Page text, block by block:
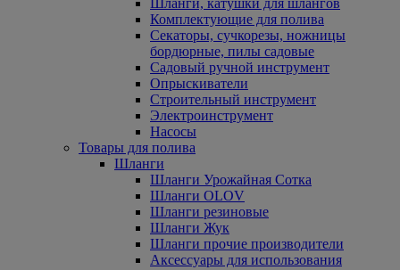
Шланги, катушки для шлангов
Комплектующие для полива
Секаторы, сучкорезы, ножницы
бордюрные, пилы садовые
Садовый ручной инструмент
Опрыскиватели
Строительный инструмент
Электроинструмент
Насосы
Товары для полива
Шланги
Шланги Урожайная Сотка
Шланги OLOV
Шланги резиновые
Шланги Жук
Шланги прочие производители
Аксессуары для использования